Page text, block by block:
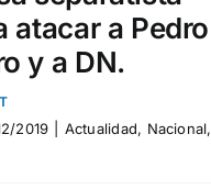
atacar a Pedro
y a DN.
2019 Actualidad, Nacional,